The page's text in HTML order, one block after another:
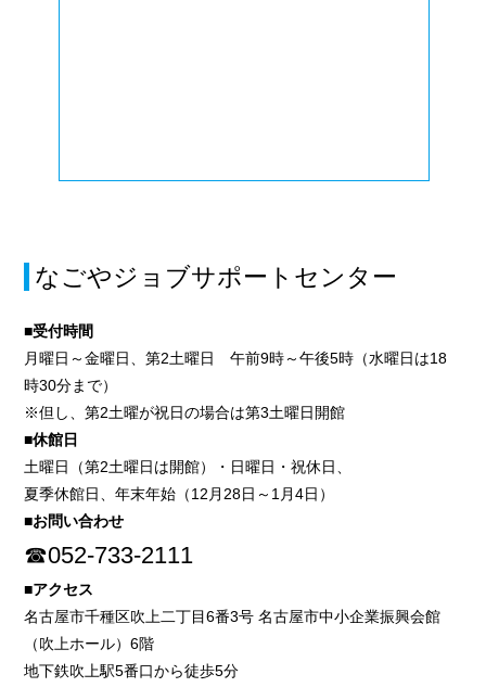
なごやジョブサポートセンター
■受付時間
月曜日～金曜日、第2土曜日 午前9時～午後5時（水曜日は18
時30分まで）
※但し、第2土曜が祝日の場合は第3土曜日開館
■休館日
土曜日（第2土曜日は開館）・日曜日・祝休日、
夏季休館日、年末年始（12月28日～1月4日）
■お問い合わせ
☎052-733-2111
■アクセス
名古屋市千種区吹上二丁目6番3号 名古屋市中小企業振興会館
（吹上ホール）6階
地下鉄吹上駅5番口から徒歩5分